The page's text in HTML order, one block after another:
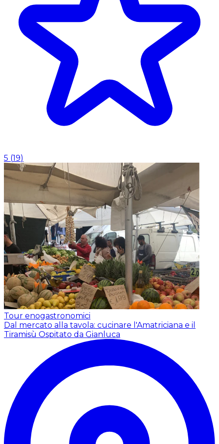
5 (19)
Tour enogastronomici
Dal mercato alla tavola: cucinare l'Amatriciana e il
Tiramisù Ospitato da Gianluca